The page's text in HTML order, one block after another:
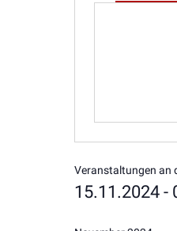
Veranstaltungen an
15.11.2024 -